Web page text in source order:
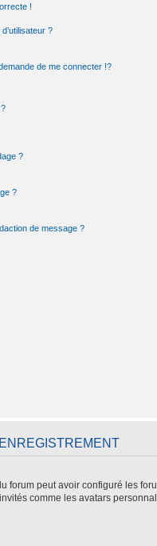
!
?
de me connecter !?
?
?
de message ?
forum peut avoir configuré les
comme les avatars